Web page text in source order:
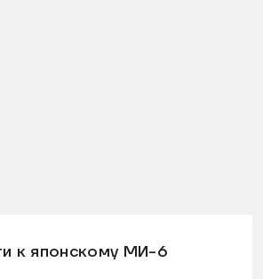
к японскому МИ-6